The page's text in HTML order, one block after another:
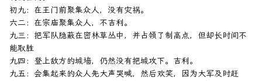
初九：在王门前聚集众人，没有灾祸。
六二：在宗庙聚集众人，不吉利。
九三：把军队隐蔽在密林草丛中，并占领了制高点，但却长时间不
能取胜
九四：登上敌方的城墙，仍然没有把城攻下。吉利。
九五：会集起来的众人先大声哭喊，然后欢笑，因为大军及时赶